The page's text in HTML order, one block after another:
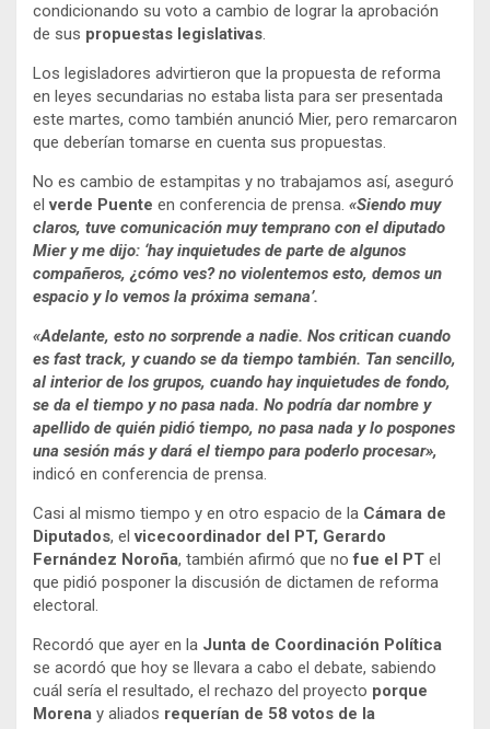
condicionando su voto a cambio de lograr la aprobación
de sus propuestas legislativas.
Los legisladores advirtieron que la propuesta de reforma
en leyes secundarias no estaba lista para ser presentada
este martes, como también anunció Mier, pero remarcaron
que deberían tomarse en cuenta sus propuestas.
No es cambio de estampitas y no trabajamos así, aseguró
elverde Puente en conferencia de prensa. «Siendo muy
claros, tuve comunicación muy temprano con el diputado
Mier y me dijo: ‘hay inquietudes de parte de algunos
compañeros, ¿cómo ves? no violentemos esto, demos un
espacio y lo vemos la próxima semana’.
«Adelante, esto no sorprende a nadie. Nos critican cuando
es fast track, y cuando se da tiempo también. Tan sencillo,
al interior de los grupos, cuando hay inquietudes de fondo,
se da el tiempo y no pasa nada. No podría dar nombre y
apellido de quién pidió tiempo, no pasa nada y lo pospones
una sesión más y dará el tiempo para poderlo procesar»,
indicó en conferencia de prensa.
Casi al mismo tiempo y en otro espacio de la Cámara de
Diputados, elvicecoordinador del PT, Gerardo
Fernández Noroña, también afirmó que nofue el PT el
que pidió posponer la discusión de dictamen de reforma
electoral.
Recordó que ayer en la Junta de Coordinación Política
se acordó que hoy se llevara a cabo el debate, sabiendo
cuál sería el resultado, el rechazo del proyecto porque
Morena y aliados requerían de 58 votos de la